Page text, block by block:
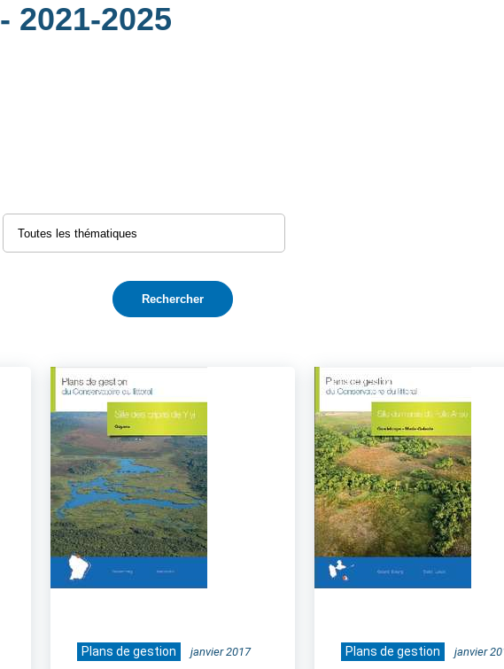
- 2021-2025
Plans de gestion janvier 2017 Plans de gestion janvier